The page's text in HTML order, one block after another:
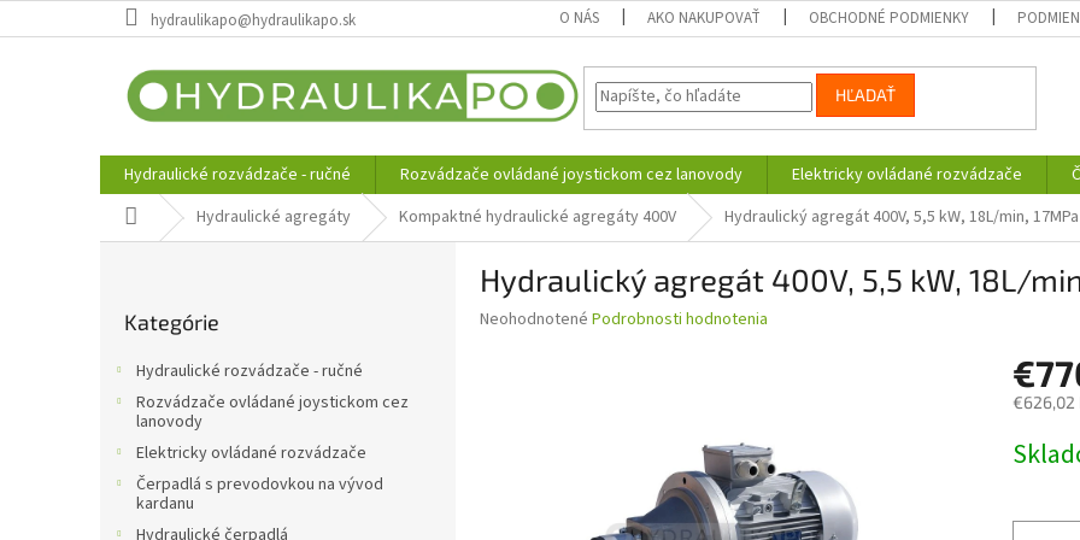
na
hydraulikapo@hydraulikapo.sk O NÁS AKO NAKUPOVAŤ OBCHODNÉ PODMIENKY
HĽADAŤ
Hydraulické rozvádzače - ručné Rozvádzače ovládané joystickom cez lanovody Elektricky ovládané rozvádzače
DomovHydraulické agregáty Kompaktné hydraulické agregáty 400V Hydraulický agregát 400V, 5,5 kW, 18L/min, 17MPa
kategórie
Kategórie
Hydraulické rozvádzače - ručné
Rozvádzače ovládané joystickom cez
lanovody
Elektricky ovládané rozvádzače
Čerpadlá s prevodovkou na vývod
kardanu
Hydraulické čerpadlá
Hydraulický agregát 400V, 5,5 kW, 18L/
Priemerné
Neohodnotené Podrobnosti hodnotenia
€626,02
cena: